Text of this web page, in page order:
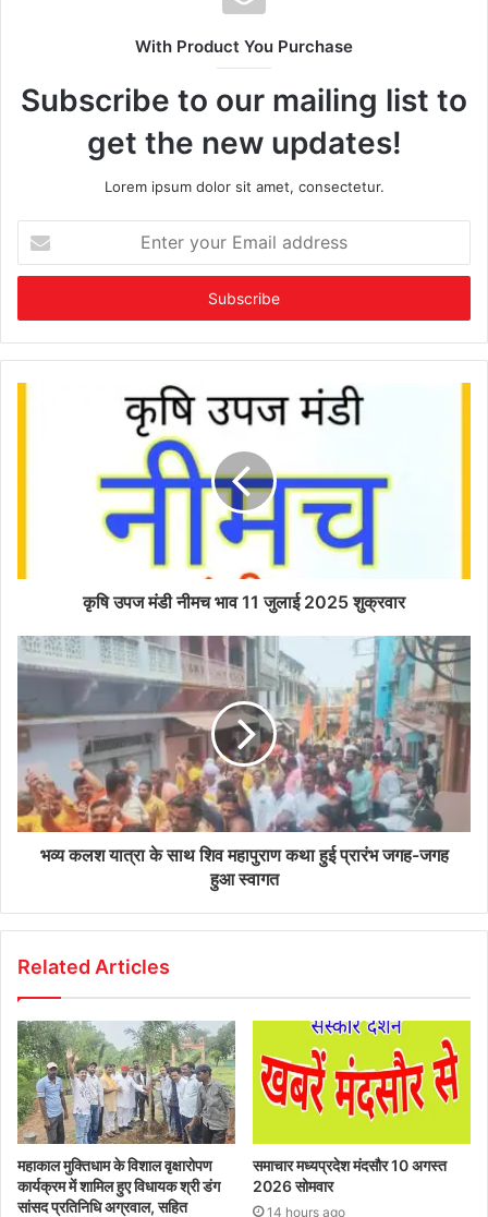
With Product You Purchase
Subscribe to our mailing list to
get the new updates!
Lorem ipsum dolor sit amet, consectetur.
your
Email
कृषि उपज मंडी नीमच भाव 11 जुलाई 2025 शुक्रवार
भव्य कलश यात्रा के साथ शिव महापुराण कथा हुई प्रारंभ जगह-जगह
हुआ स्वागत
Related Articles
महाकाल मुक्तिधाम के विशाल वृक्षारोपण
कार्यक्रम में शामिल हुए विधायक श्री डंग
सांसद प्रतिनिधि अग्रवाल, सहित
समाचार मध्यप्रदेश मंदसौर 10 अगस्त
2026 सोमवार
14 hours ago